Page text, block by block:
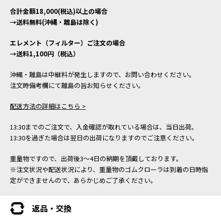
合計金額18,000(税込)以上の場合
→送料無料(沖縄・離島は除く)
エレメント（フィルター）ご注文の場合
→送料1,100円（税込）
沖縄・離島は中継料が発生しますので、お問い合わせください。
注文時備考欄にて離島の旨お知らせください。
配送方法の詳細はこちら >
13:30までのご注文で、入金確認が取れている場合は、当日出荷。
13:30を過ぎた場合は翌日の出荷になりますのでご注意ください。
重量物ですので、出荷後3～4日の納期を頂戴しております。
※注文状況や配送状況により、重量物のゴムクローラは到着の日時指
定ができませんので、あらかじめご了承ください。
返品・交換